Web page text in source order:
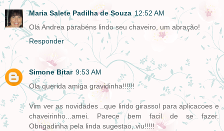
Maria Salete Padilha de Souza 12:52 AM
Olá Andrea parabéns lindo seu chaveiro, um abração!
Responder
Simone Bitar 9:53 AM
Ola querida amiga gravidinha!!!!!!
Vim ver as novidades ..que lindo girassol para aplicacoes e
chaveirinho...amei. Parece bem facil de se fazer.
Obrigadinha pela linda sugestao, viu!!!!!